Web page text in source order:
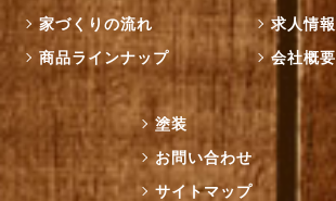
家づくりの流れ
商品ラインナップ
求人情報
会社概要
塗装
お問い合わせ
サイトマップ